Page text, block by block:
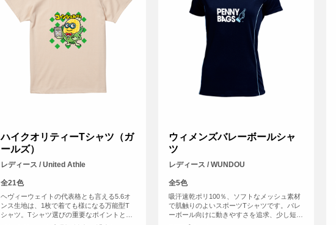
ハイクオリティーTシャツ（ガ
ールズ）
レディース / United Athle
全21色
ヘヴィーウェイトの代表格とも言える5.6オ
ンス生地は、1枚で着ても様になる万能型T
シャツ。Tシャツ選びの重要なポイントとな
ウィメンズバレーボールシャ
ツ
レディース / WUNDOU
全5色
吸汗速乾ポリ100％、ソフトなメッシュ素材
で肌触りのよいスポーツTシャツです。バレ
ーボール向けに動きやすさを追求、少し短め